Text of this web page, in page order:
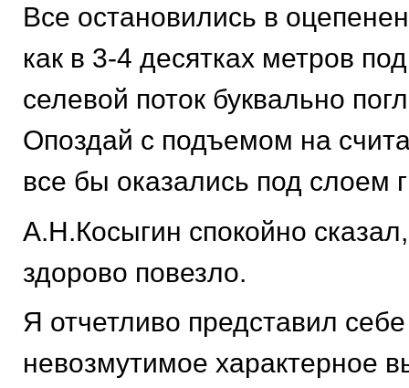
Все остановились в
как в 3-4 десятках метров
селевой поток буквально
Опоздай с подъемом на
все бы оказались под слоем
А.Н.Косыгин спокойно
здорово повезло.
Я отчетливо представил
невозмутимое характерное